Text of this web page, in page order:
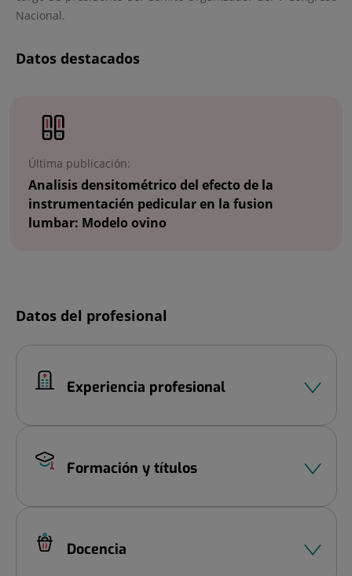
Nacional.
Datos destacados
diapositivas:
Última publicación:
Analisis densitométrico del efecto de la
instrumentacién pedicular en la fusion
lumbar: Modelo ovino
Datos del profesional
Experiencia profesional
Formación y títulos
Docencia